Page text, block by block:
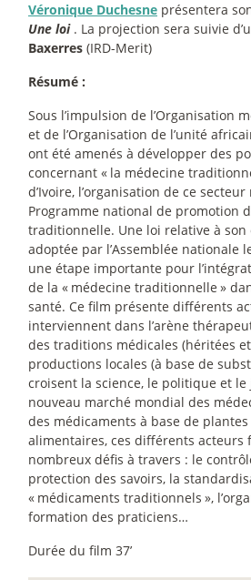
Véronique Duchesne présentera
Une loi . La projection sera suivie
Baxerres (IRD-Merit)
Résumé :
Sous l’impulsion de l’Organisation
et de l’Organisation de l’unité
ont été amenés à développer des
concernant « la médecine
d’Ivoire, l’organisation de ce
Programme national de promotion
traditionnelle. Une loi relative à son
adoptée par l’Assemblée nationale
une étape importante pour
de la « médecine traditionnelle »
santé. Ce film présente différents
interviennent dans l’arène
des traditions médicales (héritées
productions locales (à base de
croisent la science, le politique et
nouveau marché mondial des
des médicaments à base de
alimentaires, ces différents acteurs
nombreux défis à travers : le
protection des savoirs, la
« médicaments traditionnels »,
formation des praticiens…
Durée du film 37’